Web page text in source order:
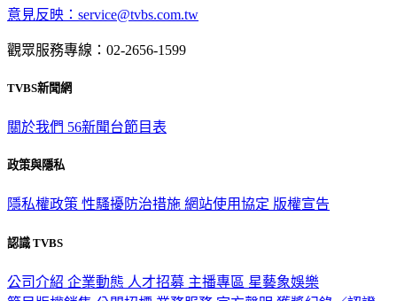
意見反映：service@tvbs.com.tw
觀眾服務專線：02-2656-1599
TVBS新聞網
關於我們 56新聞台節目表
政策與隱私
隱私權政策 性騷擾防治措施 網站使用協定 版權宣告
認識 TVBS
公司介紹 企業動態 人才招募 主播專區 星藝象娛樂